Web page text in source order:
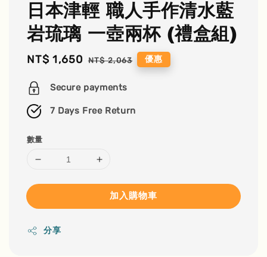
日本津輕 職人手作清水藍
岩琉璃 一壺兩杯 (禮盒組)
Sale
NT$ 1,650 Regular
NT$ 2,063 優惠
Secure payments
7 Days Free Return
數量
加入購物車
分享